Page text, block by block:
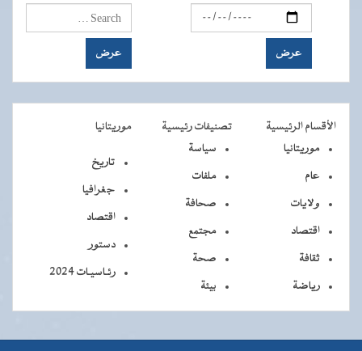
الأقسام الرئيسية تصنيفات رئيسية
موريتانيا
موريتانيا
عام
ولايات
اقتصاد
ثقافة
رياضة
سياسة
ملفات
صحافة
مجتمع
صحة
بيئة
تاريخ
جغرافيا
اقتصاد
دستور
رئـاسيـات 2024